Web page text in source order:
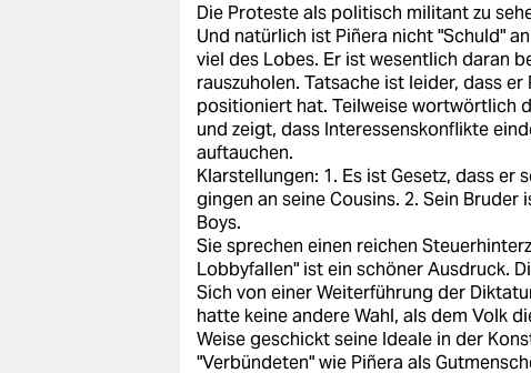
genossenschaft
epaper login
Die Proteste als politisch militant zu
Und natürlich ist Piñera nicht "Schuld"
viel des Lobes. Er ist wesentlich daran
rauszuholen. Tatsache ist leider, dass
positioniert hat. Teilweise wortwörtlich
und zeigt, dass Interessenskonflikte
auftauchen.
Klarstellungen: 1. Es ist Gesetz, dass er
gingen an seine Cousins. 2. Sein Bruder
Boys.
Sie sprechen einen reichen
Lobbyfallen" ist ein schöner Ausdruck.
Sich von einer Weiterführung der
hatte keine andere Wahl, als dem Volk
Weise geschickt seine Ideale in der
"Verbündeten" wie Piñera als